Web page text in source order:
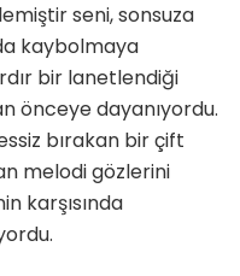
seni, sonsuza
kaybolmaya
bir lanetlendiği
önceye dayanıyordu.
bırakan bir çift
melodi gözlerini
karşısında